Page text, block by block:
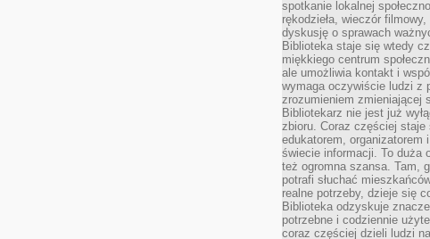
spotkanie lokalnej
rękodzieła, wieczór
dyskusję o sprawach
Biblioteka staje się wtedy
miękkiego centrum
ale umożliwia kontakt i
wymaga oczywiście ludzi z
zrozumieniem zmieniającej
Bibliotekarz nie jest już
zbioru. Coraz częściej staje
edukatorem, organizatorem
świecie informacji. To duża
też ogromna szansa. Tam,
potrafi słuchać
realne potrzeby, dzieje się
Biblioteka odzyskuje
potrzebne i codziennie
coraz częściej dzieli ludzi